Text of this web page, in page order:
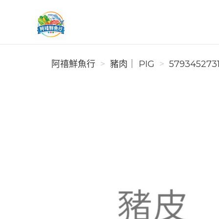
阿禧鮮魚行
阿禧鮮魚行
豬肉｜ PIG